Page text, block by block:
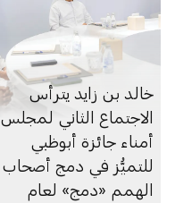
خالد بن زايد يترأس
الاجتماع الثاني لمجلس
أمناء جائزة أبوظبي
للتميُّز في دمج أصحاب
الهمم «دمج» لعام